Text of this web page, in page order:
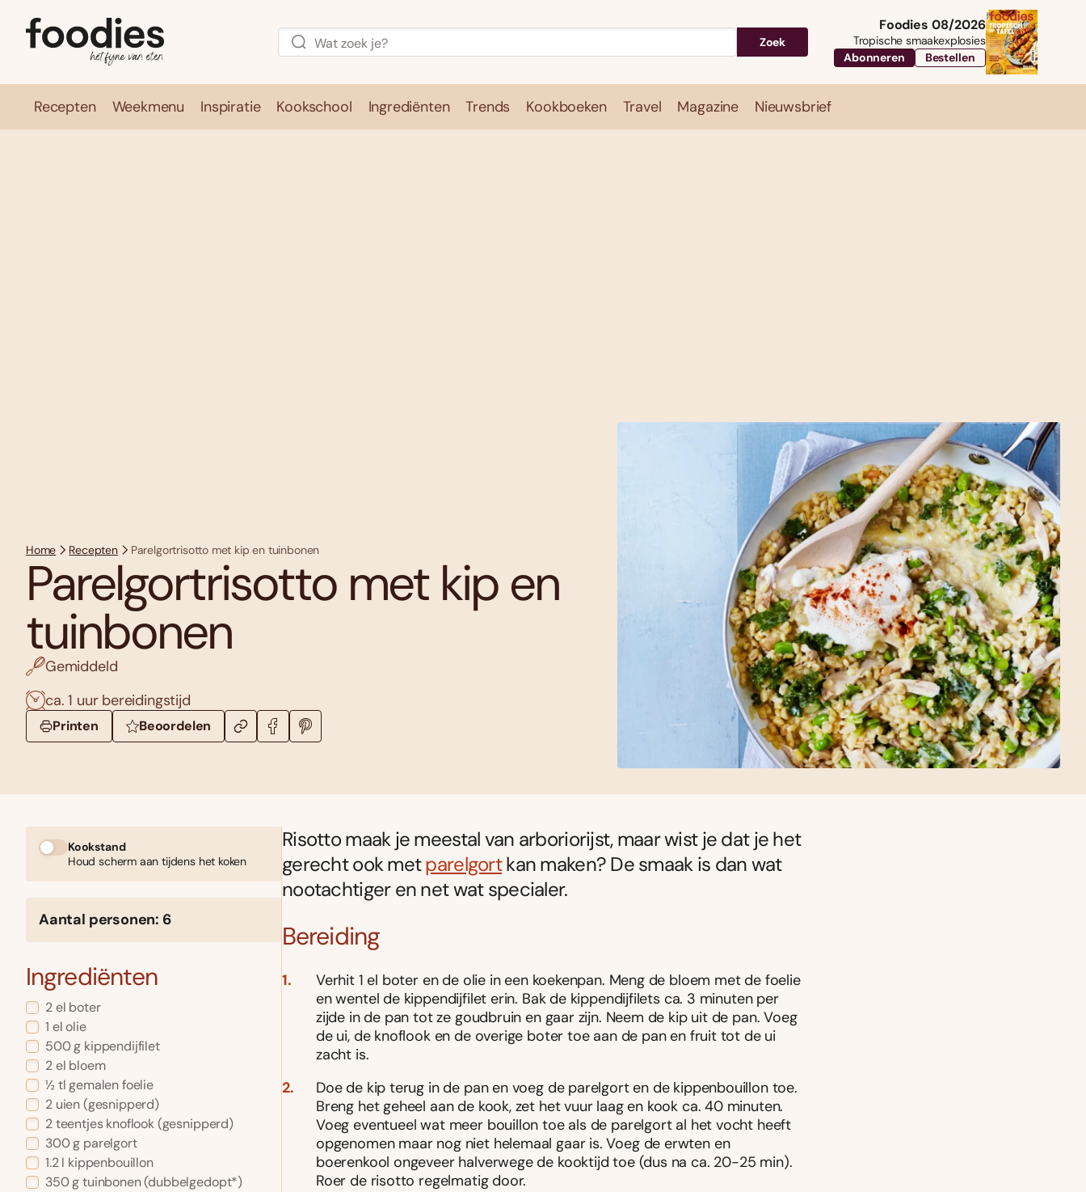
Zoek
Foodies 08/2026
Tropische smaakexplosies
Abonneren
Bestellen
Recepten Weekmenu Inspiratie Kookschool Ingrediënten Trends Kookboeken Travel Magazine Nieuwsbrief
Home Recepten Parelgortrisotto met kip en tuinbonen
Parelgortrisotto met kip en
tuinbonen
Gemiddeld
ca. 1 uur bereidingstijd
Printen Beoordelen
Kookstand
Houd scherm aan tijdens het koken
Aantal personen: 6
Ingrediënten
2 el boter
1 el olie
500 g kippendijfilet
2 el bloem
½ tl gemalen foelie
2 uien (gesnipperd)
2 teentjes knoflook (gesnipperd)
300 g parelgort
1.2 l kippenbouillon
350 g tuinbonen (dubbelgedopt*)
Risotto maak je meestal van arboriorijst, maar wist je dat je het
gerecht ook metparelgortkan maken? De smaak is dan wat
nootachtiger en net wat specialer.
Bereiding
Verhit 1 el boter en de olie in een koekenpan. Meng de bloem met de foelie
en wentel de kippendijfilet erin. Bak de kippendijfilets ca. 3 minuten per
zijde in de pan tot ze goudbruin en gaar zijn. Neem de kip uit de pan. Voeg
de ui, de knoflook en de overige boter toe aan de pan en fruit tot de ui
zacht is.
Doe de kip terug in de pan en voeg de parelgort en de kippenbouillon toe.
Breng het geheel aan de kook, zet het vuur laag en kook ca. 40 minuten.
Voeg eventueel wat meer bouillon toe als de parelgort al het vocht heeft
opgenomen maar nog niet helemaal gaar is. Voeg de erwten en
boerenkool ongeveer halverwege de kooktijd toe (dus na ca. 20-25 min).
Roer de risotto regelmatig door.